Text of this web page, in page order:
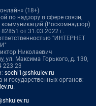
(18+)
по надзору в сфере связи,
(Роскомнадзор)
от 31.03.2022 г.
"ИНТЕРНЕТ
Николаевич
ул. Максима Горького, д. 130,
223 23
sochi1@shkulev.ru
государственных органов:
.